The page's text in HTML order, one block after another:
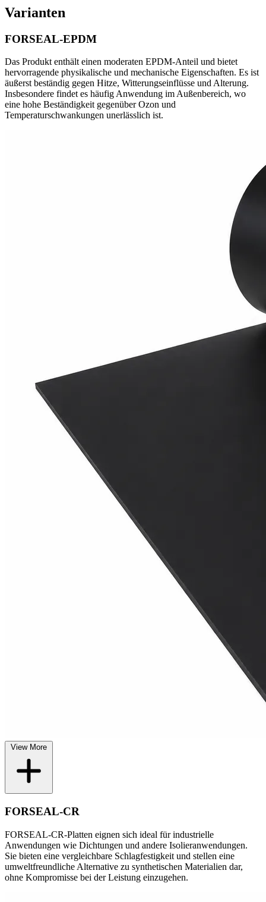
Varianten
FORSEAL-EPDM
Das Produkt enthält einen moderaten EPDM-Anteil und bietet
hervorragende physikalische und mechanische Eigenschaften. Es ist
äußerst beständig gegen Hitze, Witterungseinflüsse und Alterung.
Insbesondere findet es häufig Anwendung im Außenbereich, wo
eine hohe Beständigkeit gegenüber Ozon und
Temperaturschwankungen unerlässlich ist.
View More
FORSEAL-CR
FORSEAL-CR-Platten eignen sich ideal für industrielle
Anwendungen wie Dichtungen und andere Isolieranwendungen.
Sie bieten eine vergleichbare Schlagfestigkeit und stellen eine
umweltfreundliche Alternative zu synthetischen Materialien dar,
ohne Kompromisse bei der Leistung einzugehen.